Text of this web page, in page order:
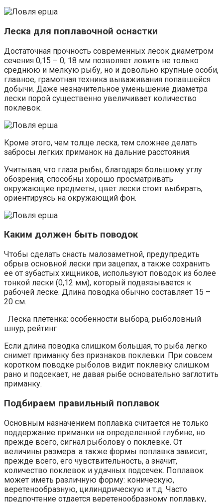
Леска для поплавочной оснастки
Достаточная прочность современных лесок диаметром
сечения 0,15 – 0, 18 мм позволяет ловить не только
среднюю и мелкую рыбу, но и довольно крупные особи,
главное, грамотная техника вываживания попавшейся
добычи. Даже незначительное уменьшение диаметра
лески порой существенно увеличивает количество
поклевок.
Кроме этого, чем толще леска, тем сложнее делать
забросы легких приманок на дальние расстояния.
Учитывая, что глаза рыбы, благодаря большому углу
обозрения, способны хорошо просматривать
окружающие предметы, цвет лески стоит выбирать,
ориентируясь на окружающий фон.
Каким должен быть поводок
Чтобы сделать снасть малозаметной, предупредить
обрыв основной лески при зацепах, а также сохранить
ее от зубастых хищников, используют поводок из более
тонкой лески (0,12 мм), который подвязывается к
рабочей леске. Длина поводка обычно составляет 15 –
20 см.
Леска плетенка: особенности выбора, рыболовный
шнур, рейтинг
Если длина поводка слишком большая, то рыба легко
снимет приманку без признаков поклевки. При совсем
коротком поводке рыболов видит поклевку слишком
рано и подсекает, не давая рыбе основательно заглотить
приманку.
Подбираем правильный поплавок
Основным назначением поплавка считается не только
поддержание приманки на определенной глубине, но
прежде всего, сигнал рыболову о поклевке. От
величины размера. а также формы поплавка зависит,
прежде всего, его чувствительность, а значит,
количество поклевок и удачных подсечек. Поплавок
может иметь различную форму: коническую,
веретенообразную, цилиндрическую и т.д. Часто
предпочтение отдается веретенообразному поплавку,